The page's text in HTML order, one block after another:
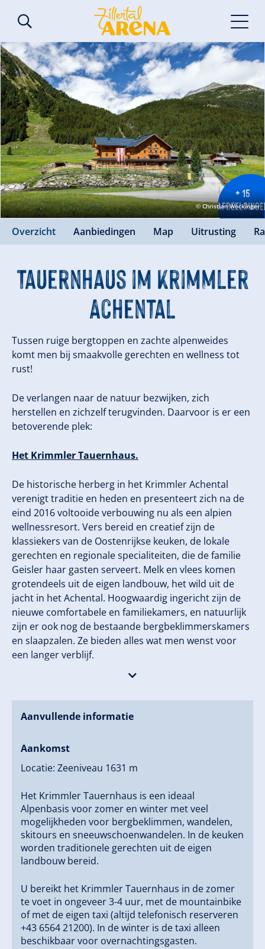
© Christian Wöckinger
+ 15
Overzicht Aanbiedingen Map Uitrusting
Tauernhaus im Krimmler
Achental
Tussen ruige bergtoppen en zachte alpenweides
komt men bij smaakvolle gerechten en wellness tot
rust!
De verlangen naar de natuur bezwijken, zich
herstellen en zichzelf terugvinden. Daarvoor is er een
betoverende plek:
Het Krimmler Tauernhaus.
De historische herberg in het Krimmler Achental
verenigt traditie en heden en presenteert zich na de
eind 2016 voltooide verbouwing nu als een alpien
wellnessresort. Vers bereid en creatief zijn de
klassiekers van de Oostenrijkse keuken, de lokale
gerechten en regionale specialiteiten, die de familie
Geisler haar gasten serveert. Melk en vlees komen
grotendeels uit de eigen landbouw, het wild uit de
jacht in het Achental. Hoogwaardig ingericht zijn de
nieuwe comfortabele en familiekamers, en natuurlijk
zijn er ook nog de bestaande bergbeklimmerskamers
en slaapzalen. Ze bieden alles wat men wenst voor
een langer verblijf.
welzijn en het uitzicht op het landschap rondom is
onvergelijkbaar. Wie na een vervullende dag in de
het alpine wellnessgebied.
Buiten de deur bieden de Hoge Tauern wat lichaam
het grootste dennenwoud van Europa met de
gezondheid bevorderende schatten van de den,
besneeuwde hellingen om met sneeuwschoenen en
ski's in de heldere winterlucht te wandelen.
de mountainbike of met de eigen nationale parktaxi
bereikbaar, in de winter alleen met toerski's of
sneeuwschoenen.
Wandelen, genieten en zich laten inspireren door
Aanvullende informatie
Aankomst
Locatie: Zeeniveau 1631 m
Het Krimmler Tauernhaus is een ideaal
Alpenbasis voor zomer en winter met veel
mogelijkheden voor bergbeklimmen, wandelen,
skitours en sneeuwschoenwandelen. In de keuken
worden traditionele gerechten uit de eigen
landbouw bereid.
U bereikt het Krimmler Tauernhaus in de zomer
te voet in ongeveer 3-4 uur, met de mountainbike
of met de eigen taxi (altijd telefonisch reserveren
+43 6564 21200). In de winter is de taxi alleen
beschikbaar voor overnachtingsgasten.